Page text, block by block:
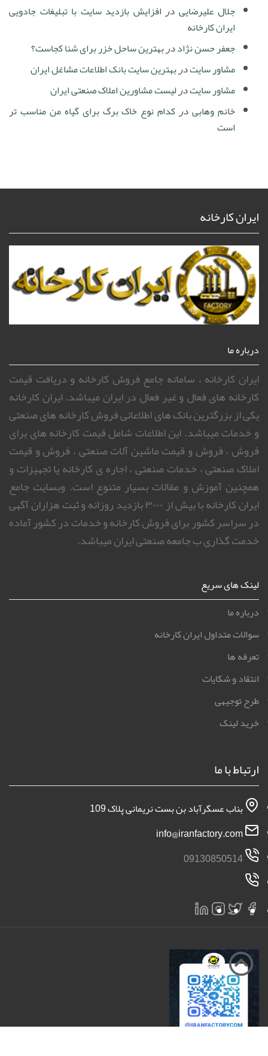
جلال علیرضایی درافزایش بازدید سایت با تبلیغات جادویی
ایران کارخانه
جعفر حسن نژاددربهترین ساحل خزر برای شنا کجاست؟
مشاور سایتدربهترین سایت بانک اطلاعات مشاغل ایران
مشاور سایتدرلیست مشاورین املاک صنعتی ایران
خانم وهابیدرکدام نوع خاک برگ برای گیاه من مناسب تر
است
ایران کارخانه
درباره ما
ایران کارخانه ، سامانه جامع فروش کارخانه و دریافت قیمت
کارخانه های فعال و غیر فعال در ایران میباشد. ایران کارخانه
یکی از بزرگترین بانک های اطلاعاتی فروش کارخانه های صنعتی
و خدمات میباشد. این اطلاعات شامل قیمت کارخانه های برای
فروش ، فروش و قیمت ماشین آلات صنعتی ، فروش و قیمت
املاک صنعتی ، خدمات صنعتی ، اجاره ی کارخانه یا تجهیزات و
همچنین آموزش و مقالات بسیار متنوع است. وبسایت جامع
ایران کارخانه با بیش از ۳۰۰۰ بازدید روزانه و ثبت هزاران آگهی
در سراسر کشور برای فروش کارخانه و خدمات در کشور آماده
خدمت گذاری ب جامعه صنعتی ایران میباشد.
لینک های سریع
درباره ما
سوالات متداول ایران کارخانه
تعرفه ها
انتقاد و شکایات
طرح توجیهی
خرید لینک
ارتباط با ما
بناب عسگرآباد بن بست نریمانی پلاک 109
09130850514